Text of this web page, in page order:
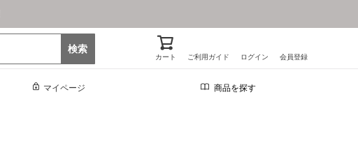
検索
カート ご利用ガイド ログイン 会員登録
マイページ 商品を探す